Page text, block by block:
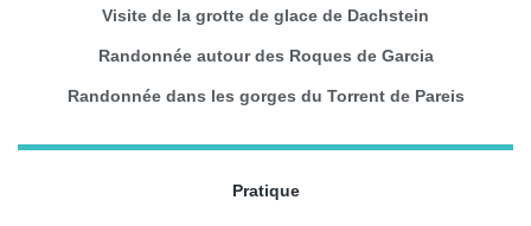
Visite de la grotte de glace de Dachstein
Randonnée autour des Roques de Garcia
Randonnée dans les gorges du Torrent de Pareis
Pratique